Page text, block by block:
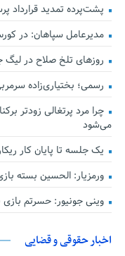
پشت‌پرده تمدید قرارداد
مدیرعامل سپاهان: در
روزهای تلخ صلاح در لیگ
رسمی؛ بختیاری‌زاده
چرا مرد پرتغالی زودتر
می‌شود
یک جلسه تا پایان کار
ورمزیار: الحسین بسته
وینی جونیور: حسرتم بازی
اخبار حقوقی و قضایی